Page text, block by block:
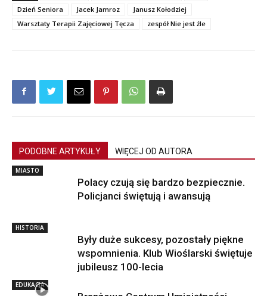
Dzień Seniora
Jacek Jamroz
Janusz Kołodziej
Warsztaty Terapii Zajęciowej Tęcza
zespół Nie jest źle
PODOBNE ARTYKUŁY WIĘCEJ OD AUTORA
MIASTO
Polacy czują się bardzo bezpiecznie.
Policjanci świętują i awansują
HISTORIA
Były duże sukcesy, pozostały piękne
wspomnienia. Klub Wioślarski świętuje
jubileusz 100-lecia
EDUKACJA